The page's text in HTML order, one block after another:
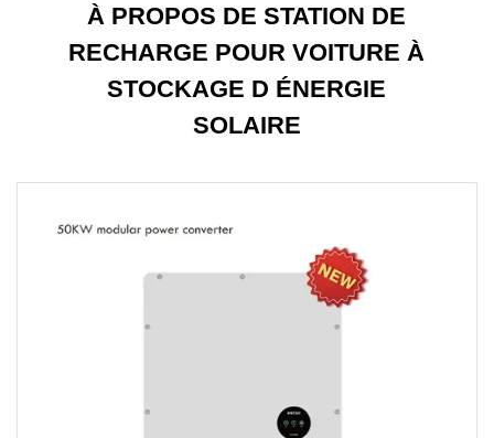
À PROPOS DE STATION DE
RECHARGE POUR VOITURE À
STOCKAGE D ÉNERGIE
SOLAIRE